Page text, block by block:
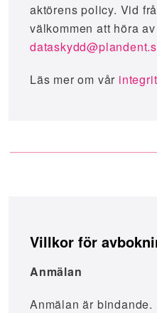
aktörens policy. Vid
välkommen att höra
Läs mer om vår
Villkor för
Anmälan
Anmälan är bindande.